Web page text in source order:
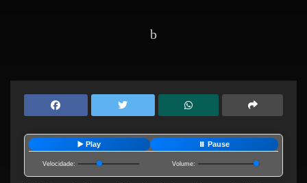
▶️ Play ⏸️ Pause
Velocidade: Volume: